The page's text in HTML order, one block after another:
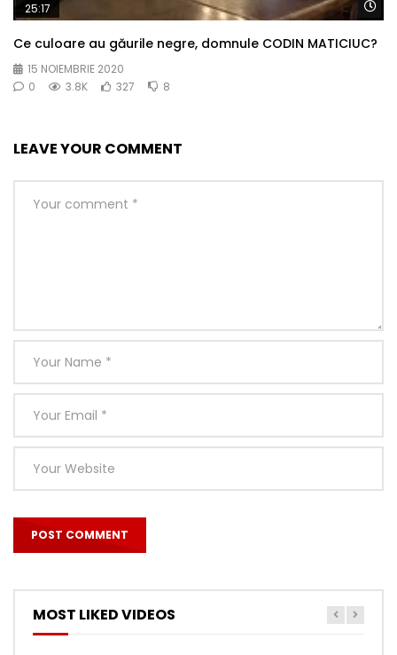
25:17
Ce culoare au găurile negre, domnule CODIN MATICIUC?
15 NOIEMBRIE 2020
0
3.8K 327 8
LEAVE YOUR COMMENT
MOST LIKED VIDEOS